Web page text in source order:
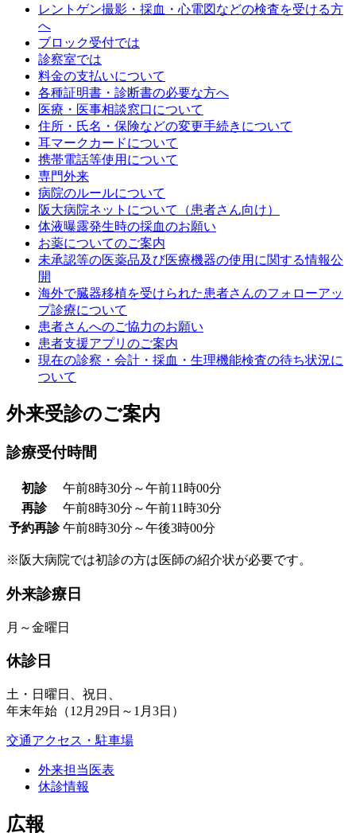
レントゲン撮影・採血・心電図などの検査を受ける方
へ
ブロック受付では
診察室では
料金の支払いについて
各種証明書・診断書の必要な方へ
医療・医事相談窓口について
住所・氏名・保険などの変更手続きについて
耳マークカードについて
携帯電話等使用について
専門外来
病院のルールについて
阪大病院ネットについて（患者さん向け）
体液曝露発生時の採血のお願い
お薬についてのご案内
未承認等の医薬品及び医療機器の使用に関する情報公
開
海外で臓器移植を受けられた患者さんのフォローアッ
プ診療について
患者さんへのご協力のお願い
患者支援アプリのご案内
現在の診察・会計・採血・生理機能検査の待ち状況に
ついて
外来受診のご案内
診療受付時間
初診
午前8時30分～午前11時00分
再診
午前8時30分～午前11時30分
予約再診 午前8時30分～午後3時00分
※阪大病院では初診の方は医師の紹介状が必要です。
外来診療日
月～金曜日
休診日
土・日曜日、祝日、
年末年始（12月29日～1月3日）
交通アクセス・駐車場
外来担当医表
休診情報
広報